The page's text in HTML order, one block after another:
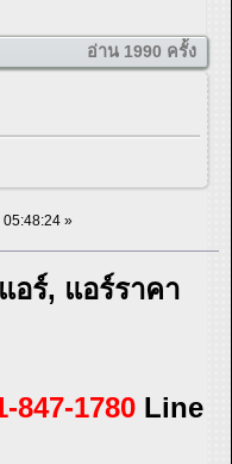
อ่าน 1990 ครั้ง
»
อร์, แอร์ราคา
847-1780 Line